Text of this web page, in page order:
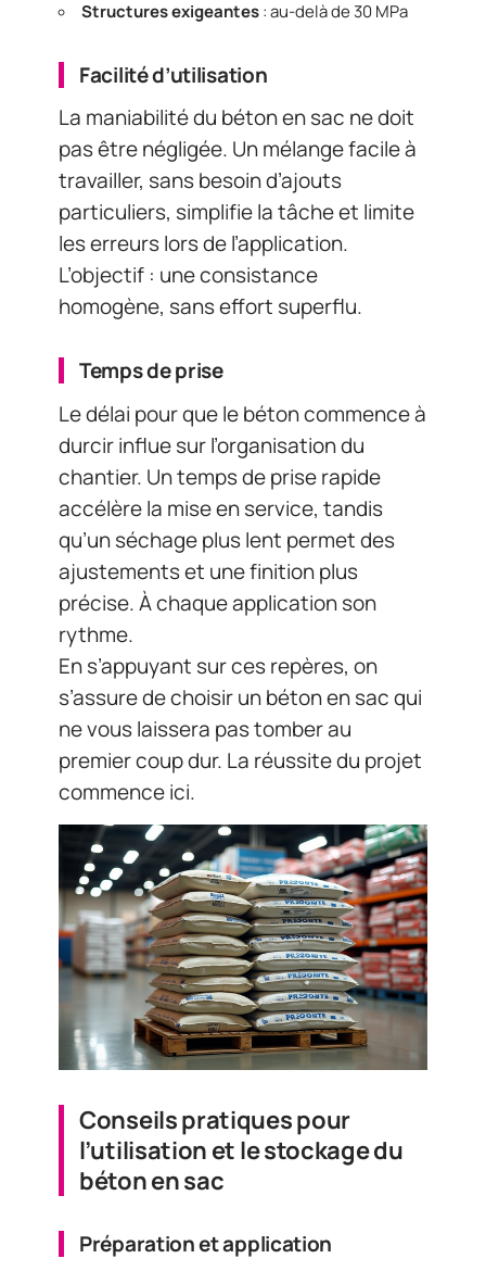
Structures exigeantes: au-delà de 30 MPa
Facilité d’utilisation
La maniabilité du béton en sac ne doit
pas être négligée. Un mélange facile à
travailler, sans besoin d’ajouts
particuliers, simplifie la tâche et limite
les erreurs lors de l’application.
L’objectif : une consistance
homogène, sans effort superflu.
Temps de prise
Le délai pour que le béton commence à
durcir influe sur l’organisation du
chantier. Un temps de prise rapide
accélère la mise en service, tandis
qu’un séchage plus lent permet des
ajustements et une finition plus
précise. À chaque application son
rythme.
En s’appuyant sur ces repères, on
s’assure de choisir un béton en sac qui
ne vous laissera pas tomber au
premier coup dur. La réussite du projet
commence ici.
Conseils pratiques pour
l’utilisation et le stockage du
béton en sac
Préparation et application